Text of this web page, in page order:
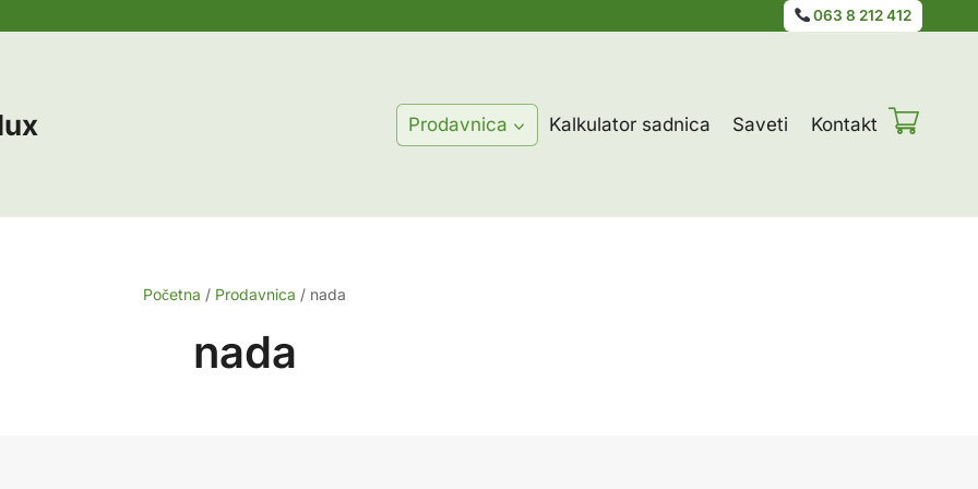
063 8 212 412
Prodavnica Kalkulator sadnica Saveti Kontakt
Početna / Prodavnica / nada
nada